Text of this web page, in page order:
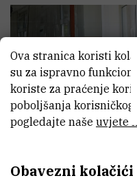
Ova stranica koristi
su za ispravno
koriste za praćenje
poboljšanja
pogledajte naše uvjete
Obavezni kolačići